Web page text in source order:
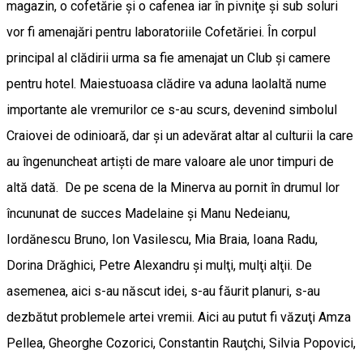
magazin, o cofetărie şi o cafenea iar în pivniţe şi sub soluri
vor fi amenajări pentru laboratoriile Cofetăriei. În corpul
principal al clădirii urma sa fie amenajat un Club şi camere
pentru hotel. Maiestuoasa clădire va aduna laolaltă nume
importante ale vremurilor ce s-au scurs, devenind simbolul
Craiovei de odinioară, dar şi un adevărat altar al culturii la care
au îngenuncheat artişti de mare valoare ale unor timpuri de
altă dată. De pe scena de la Minerva au pornit în drumul lor
încununat de succes Madelaine şi Manu Nedeianu,
Iordănescu Bruno, Ion Vasilescu, Mia Braia, Ioana Radu,
Dorina Drăghici, Petre Alexandru şi mulţi, mulţi alţii. De
asemenea, aici s-au născut idei, s-au făurit planuri, s-au
dezbătut problemele artei vremii. Aici au putut fi văzuţi Amza
Pellea, Gheorghe Cozorici, Constantin Rauţchi, Silvia Popovici,